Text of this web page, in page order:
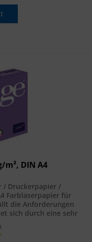
m², DIN A4
/ Druckerpapier /
Farblaserpapier für
die Anforderungen
sich durch eine sehr